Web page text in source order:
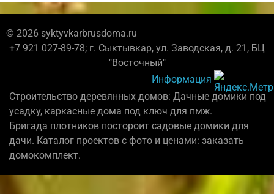
© 2026 syktyvkarbrusdoma.ru
+7 921 027-89-78; г. Сыктывкар, ул. Заводская, д. 21, БЦ
"Восточный"
Информация
Строительство деревянных домов: Дачные домики под
усадку, каркасные дома под ключ для пмж.
Бригада плотников постороит садовые домики для
дачи. Каталог проектов с фото и ценами: заказать
домокомплект.